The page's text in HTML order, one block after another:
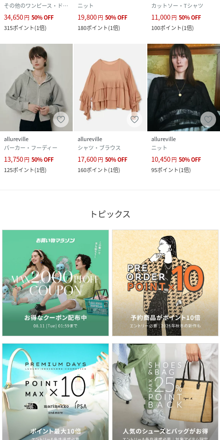
その他のワンピース・ドレス
34,650円 50%OFF
315ポイント(1倍)
ニット
19,800円 50%OFF
180ポイント(1倍)
カットソー・Tシャツ
11,000円 50%OFF
100ポイント(1倍)
allureville
パーカー・フーディー
13,750円 50%OFF
125ポイント(1倍)
allureville
シャツ・ブラウス
17,600円 50%OFF
160ポイント(1倍)
allureville
ニット
10,450円 50%OFF
95ポイント(1倍)
トピックス